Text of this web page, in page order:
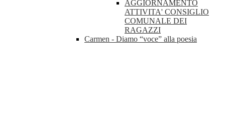
AGGIORNAMENTO
ATTIVITA' CONSIGLIO
COMUNALE DEI
RAGAZZI
Carmen - Diamo “voce” alla poesia